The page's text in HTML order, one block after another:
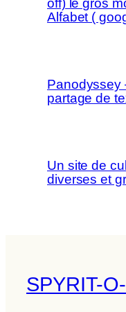
off) le gros
Alfabet (
Panodyssey
partage de
Un site de
diverses et
SPYRIT-